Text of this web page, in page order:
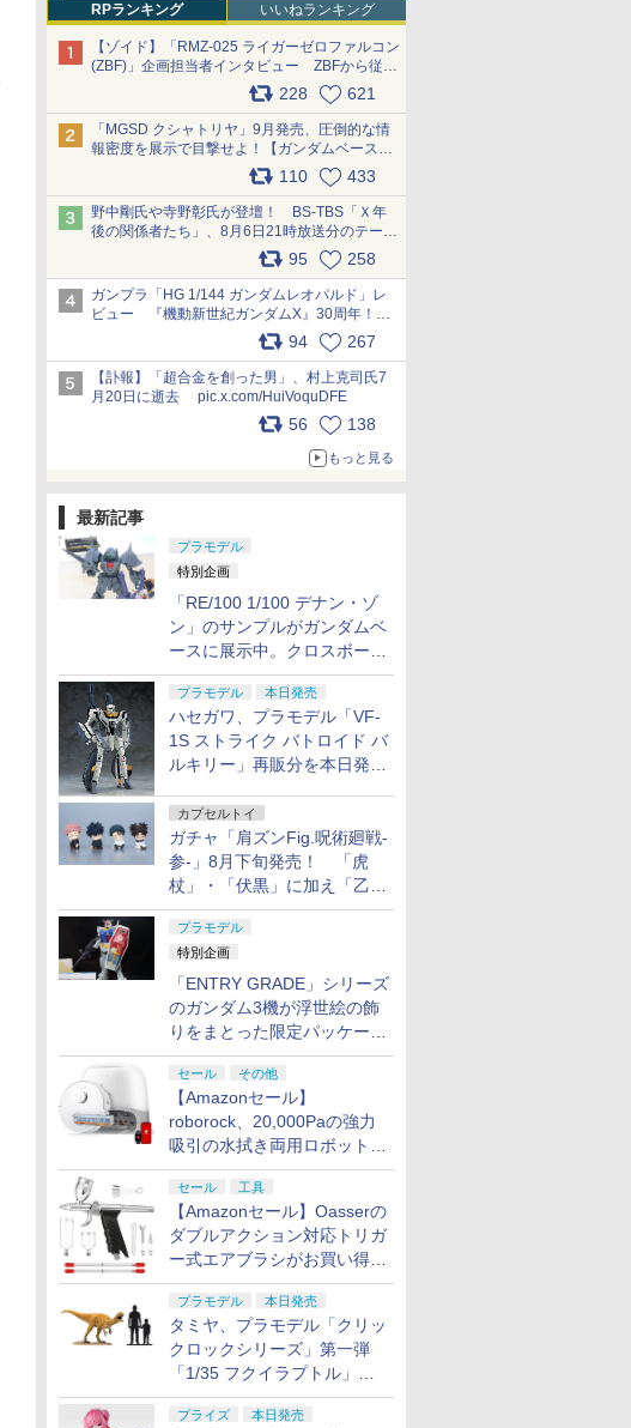
RPランキング いいねランキング
【ゾイド】「RMZ-025 ライガーゼロファルコン
(ZBF)」企画担当者インタビュー ZBFから従来
デザインまで再現可能なボリューム満点のキッ
ト pic.x.com/6zOqQAQKkX
228 621
「MGSD クシャトリヤ」9月発売、圧倒的な情
報密度を展示で目撃せよ！【ガンダムベース撮
り下ろし】 pic.x.com/3rPjsfk7qZ
110 433
野中剛氏や寺野彰氏が登壇！ BS-TBS「Ｘ年
後の関係者たち」、8月6日21時放送分のテーマ
は「超合金」！ pic.x.com/uWyt1uyuFm
95 258
ガンプラ「HG 1/144 ガンダムレオパルド」レ
ビュー 『機動新世紀ガンダムX』30周年！イ
ンナーアームガトリングの変形機構まで再現し
最新フォーマットでキット化！
pic.x.com/nszPIDTpbg
94 267
【訃報】「超合金を創った男」、村上克司氏7
月20日に逝去 pic.x.com/HuiVoquDFE
56 138
もっと見る
最新記事
プラモデル
特別企画
「RE/100 1/100 デナン・ゾ
ン」のサンプルがガンダムベ
ースに展示中。クロスボー
ン・バンガードの制式量産機
が間もなく発送【ガンダムベ
ース撮り下ろし】
プラモデル 本日発売
ハセガワ、プラモデル「VF-
1S ストライク バトロイド バ
ルキリー」再販分を本日発
カプセルトイ
ガチャ「肩ズンFig.呪術廻戦-
参-」8月下旬発売！ 「虎
杖」・「伏黒」に加え「乙
骨」・「脹相」がラインナッ
プ
プラモデル
特別企画
「ENTRY GRADE」シリーズ
のガンダム3機が浮世絵の飾
りをまとった限定パッケージ
で8月29日に発売！ お土産
にもピッタリ!?【ガンダムベ
ース撮り下ろし】
セール その他
【Amazonセール】
roborock、20,000Paの強力
吸引の水拭き両用ロボット掃
除機「Qrevo Curv 2 Flow」
がお買い得！
セール 工具
【Amazonセール】Oasserの
ダブルアクション対応トリガ
ー式エアブラシがお買い得価
格で登場！
プラモデル 本日発売
タミヤ、プラモデル「クリッ
クロックシリーズ」第一弾
「1/35 フクイラプトル」本
日発売！
プライズ 本日発売